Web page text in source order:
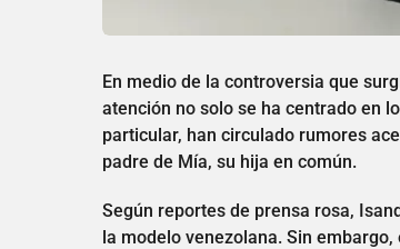
En medio de la controversia que
atención no solo se ha centrado en
particular, han circulado rumores
padre de Mía, su hija en común.
Según reportes de prensa rosa,
la modelo venezolana. Sin